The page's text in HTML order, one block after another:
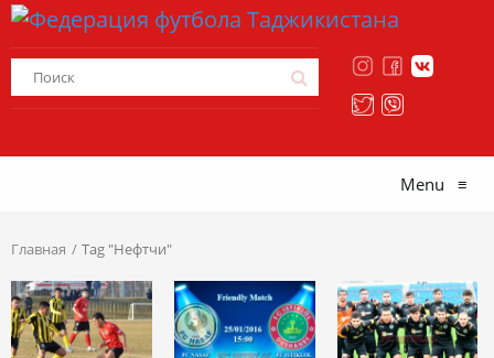
Menu ≡
Главная Tag "Нефтчи"